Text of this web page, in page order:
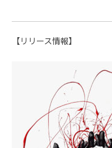
【リリース情報】